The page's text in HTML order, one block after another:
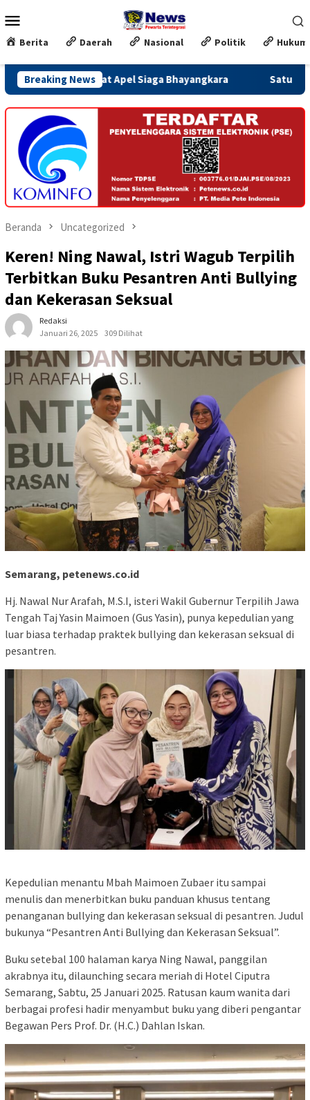
ke
kontenMobile
Berita Daerah Nasional Politik Hukum
Breaking News
Apel Siaga Bhayangkara Satu Minggu Jelang
Beranda Uncategorized
Keren! Ning Nawal, Istri Wagub Terpilih
Terbitkan Buku Pesantren Anti Bullying
dan Kekerasan Seksual
Redaksi
Januari 26, 2025
309 Dilihat
Semarang, petenews.co.id
Hj. Nawal Nur Arafah, M.S.I, isteri Wakil Gubernur Terpilih Jawa
Tengah Taj Yasin Maimoen (Gus Yasin), punya kepedulian yang
luar biasa terhadap praktek bullying dan kekerasan seksual di
pesantren.
Kepedulian menantu Mbah Maimoen Zubaer itu sampai
menulis dan menerbitkan buku panduan khusus tentang
penanganan bullying dan kekerasan seksual di pesantren. Judul
bukunya “Pesantren Anti Bullying dan Kekerasan Seksual”.
Buku setebal 100 halaman karya Ning Nawal, panggilan
akrabnya itu, dilaunching secara meriah di Hotel Ciputra
Semarang, Sabtu, 25 Januari 2025. Ratusan kaum wanita dari
berbagai profesi hadir menyambut buku yang diberi pengantar
Begawan Pers Prof. Dr. (H.C.) Dahlan Iskan.